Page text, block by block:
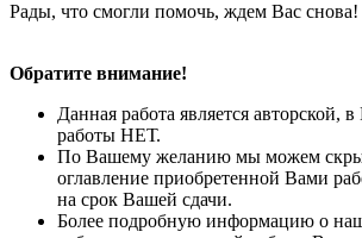
Рады, что смогли помочь, ждем Вас снова!
Обратите внимание!
Данная работа является авторской,
работы НЕТ.
По Вашему желанию мы можем
оглавление приобретенной Вами
на срок Вашей сдачи.
Более подробную информацию о